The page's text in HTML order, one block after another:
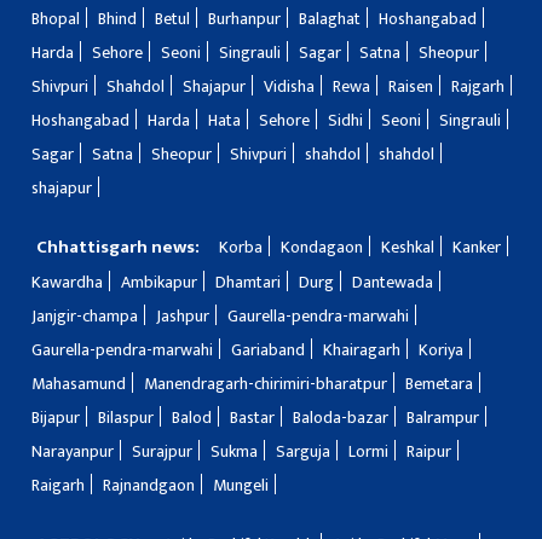
Bhopal
Bhind Betul Burhanpur Balaghat
Hoshangabad
Harda
Sehore Seoni Singrauli Sagar Satna
Sheopur
Shivpuri
Shahdol Shajapur Vidisha Rewa Raisen
Rajgarh
Hoshangabad
Harda Hata Sehore Sidhi Seoni
Singrauli
Sagar
Satna Sheopur Shivpuri shahdol
shahdol
shajapur
Chhattisgarh news: Korba Kondagaon Keshkal
Kanker
Kawardha
Ambikapur Dhamtari Durg
Dantewada
Janjgir-champa
Jashpur
Gaurella-pendra-marwahi
Gaurella-pendra-marwahi
Gariaband Khairagarh
Koriya
Mahasamund
Manendragarh-chirimiri-bharatpur
Bemetara
Bijapur
Bilaspur Balod Bastar Baloda-bazar
Balrampur
Narayanpur
Surajpur Sukma Sarguja Lormi
Raipur
Raigarh
Rajnandgaon Mungeli